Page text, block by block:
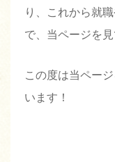
り、これから就
で、当ページを
この度は当ペー
います！